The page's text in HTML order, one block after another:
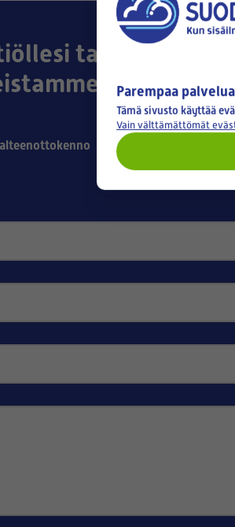
tai yrityksellesi
Parempaa
Tämä sivusto käyttää
Vain välttämättömät